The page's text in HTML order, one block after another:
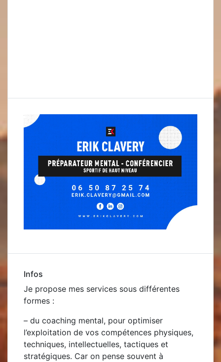
Infos
Je propose mes services sous différentes
formes :
– du coaching mental, pour optimiser
l’exploitation de vos compétences physiques,
techniques, intellectuelles, tactiques et
stratégiques. Car on pense souvent à